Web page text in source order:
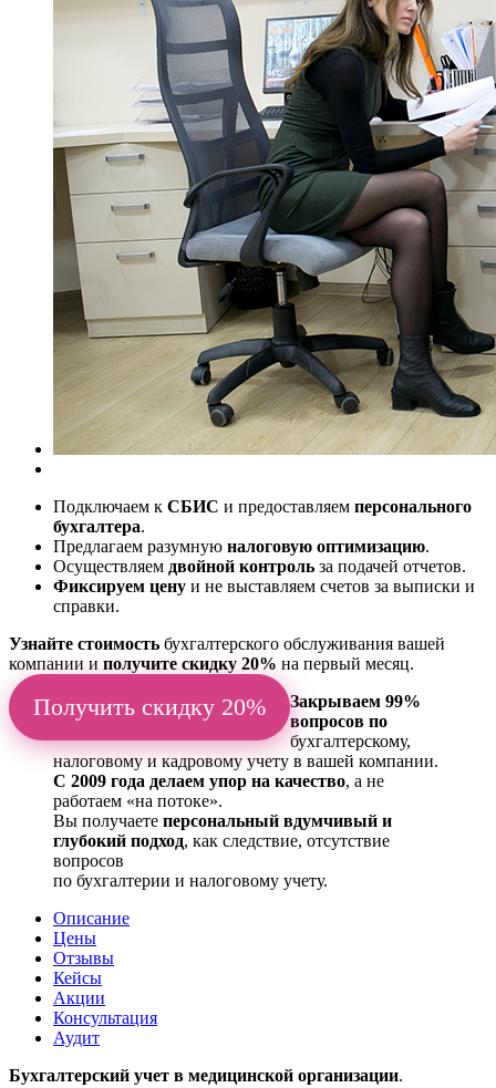
Подключаем к СБИС и предоставляем персонального
бухгалтера.
Предлагаем разумную налоговую оптимизацию.
Осуществляем двойной контроль за подачей отчетов.
Фиксируем цену и не выставляем счетов за выписки и
справки.
Узнайте стоимость бухгалтерского обслуживания вашей
компании и получите скидку 20% на первый месяц.
Получить скидку 20%
Закрываем 99%
вопросов по
бухгалтерскому,
налоговому и кадровому учету в вашей компании.
С 2009 года делаем упор на качество, а не
работаем «на потоке».
Вы получаете персональный вдумчивый и
глубокий подход, как следствие, отсутствие
вопросов
по бухгалтерии и налоговому учету.
Описание
Цены
Отзывы
Кейсы
Акции
Консультация
Аудит
Бухгалтерский учет в медицинской организации.